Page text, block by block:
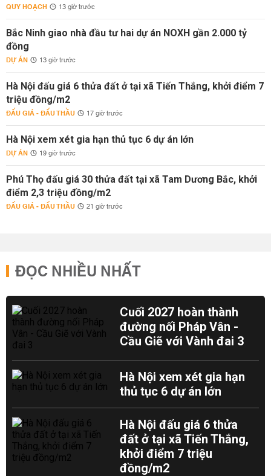
QUY HOẠCH 13 giờ trước
Bắc Ninh giao nhà đầu tư hai dự án NOXH gần 2.000 tỷ
đồng
DỰ ÁN 13 giờ trước
Hà Nội đấu giá 6 thửa đất ở tại xã Tiến Thắng, khởi điểm 7
triệu đồng/m2
ĐẤU GIÁ - ĐẤU THẦU 17 giờ trước
Hà Nội xem xét gia hạn thủ tục 6 dự án lớn
DỰ ÁN 19 giờ trước
Phú Thọ đấu giá 30 thửa đất tại xã Tam Dương Bắc, khởi
điểm 2,3 triệu đồng/m2
ĐẤU GIÁ - ĐẤU THẦU 21 giờ trước
ĐỌC NHIỀU NHẤT
Cuối 2027 hoàn thành
đường nối Pháp Vân -
Cầu Giẽ với Vành đai 3
Hà Nội xem xét gia hạn
thủ tục 6 dự án lớn
Hà Nội đấu giá 6 thửa
đất ở tại xã Tiến Thắng,
khởi điểm 7 triệu
đồng/m2